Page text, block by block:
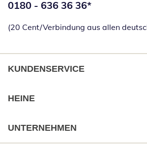
Telefonnummer:
0180 - 636 36 36*
(20 Cent/Verbindung aus allen
KUNDENSERVICE
HEINE
UNTERNEHMEN